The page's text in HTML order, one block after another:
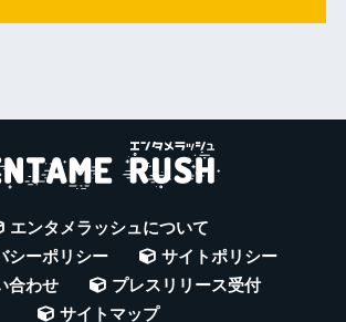
エンタメラッシュについて
シーポリシー
サイトポリシー
合わせ
プレスリリース受付
サイトマップ